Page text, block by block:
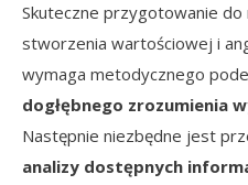
Skuteczne przygotowanie
stworzenia wartościowej i
wymaga metodycznego
dogłębnego zrozumienia
Następnie niezbędne jest
analizy dostępnych